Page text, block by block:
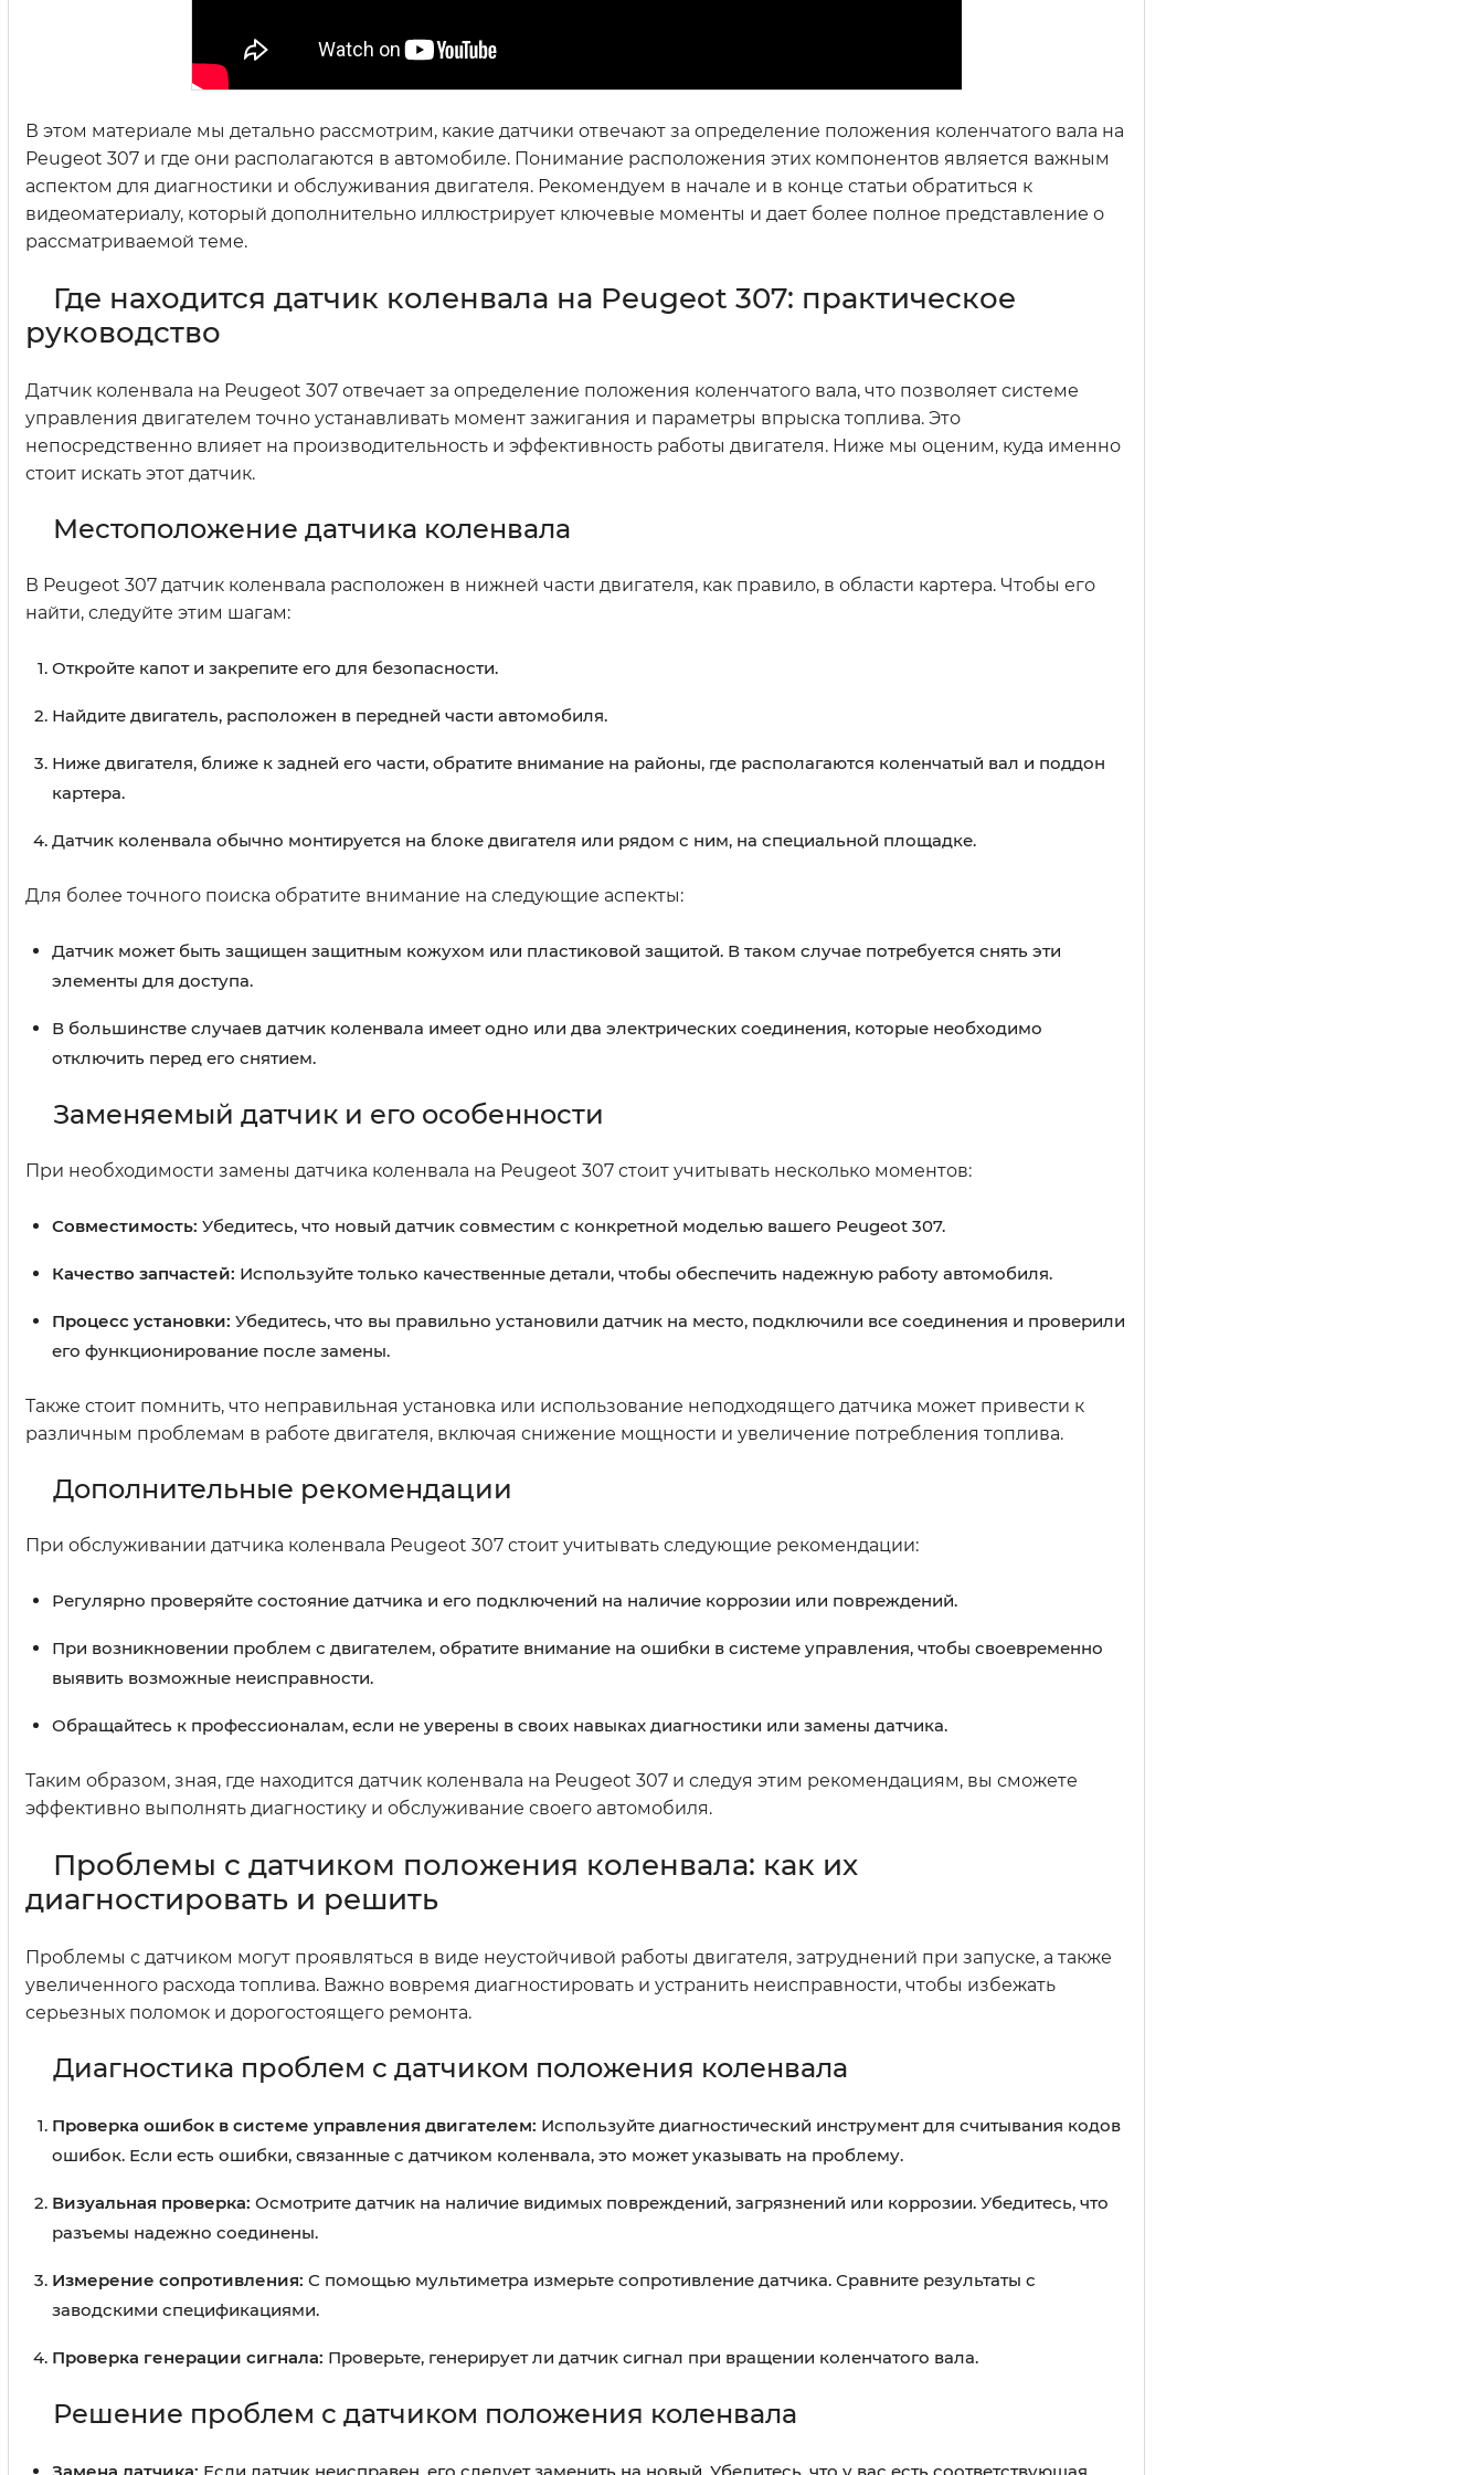
В этом материале мы детально рассмотрим, какие датчики отвечают за определение положения коленчатого вала на
Peugeot 307 и где они располагаются в автомобиле. Понимание расположения этих компонентов является важным
аспектом для диагностики и обслуживания двигателя. Рекомендуем в начале и в конце статьи обратиться к
видеоматериалу, который дополнительно иллюстрирует ключевые моменты и дает более полное представление о
рассматриваемой теме.
Где находится датчик коленвала на Peugeot 307: практическое
руководство
Датчик коленвала на Peugeot 307 отвечает за определение положения коленчатого вала, что позволяет системе
управления двигателем точно устанавливать момент зажигания и параметры впрыска топлива. Это
непосредственно влияет на производительность и эффективность работы двигателя. Ниже мы оценим, куда именно
стоит искать этот датчик.
Местоположение датчика коленвала
В Peugeot 307 датчик коленвала расположен в нижней части двигателя, как правило, в области картера. Чтобы его
найти, следуйте этим шагам:
Откройте капот и закрепите его для безопасности.
Найдите двигатель, расположен в передней части автомобиля.
Ниже двигателя, ближе к задней его части, обратите внимание на районы, где располагаются коленчатый вал и поддон
картера.
Датчик коленвала обычно монтируется на блоке двигателя или рядом с ним, на специальной площадке.
Для более точного поиска обратите внимание на следующие аспекты:
Датчик может быть защищен защитным кожухом или пластиковой защитой. В таком случае потребуется снять эти
элементы для доступа.
В большинстве случаев датчик коленвала имеет одно или два электрических соединения, которые необходимо
отключить перед его снятием.
Заменяемый датчик и его особенности
При необходимости замены датчика коленвала на Peugeot 307 стоит учитывать несколько моментов:
Совместимость: Убедитесь, что новый датчик совместим с конкретной моделью вашего Peugeot 307.
Качество запчастей: Используйте только качественные детали, чтобы обеспечить надежную работу автомобиля.
Процесс установки: Убедитесь, что вы правильно установили датчик на место, подключили все соединения и проверили
его функционирование после замены.
Также стоит помнить, что неправильная установка или использование неподходящего датчика может привести к
различным проблемам в работе двигателя, включая снижение мощности и увеличение потребления топлива.
Дополнительные рекомендации
При обслуживании датчика коленвала Peugeot 307 стоит учитывать следующие рекомендации:
Регулярно проверяйте состояние датчика и его подключений на наличие коррозии или повреждений.
При возникновении проблем с двигателем, обратите внимание на ошибки в системе управления, чтобы своевременно
выявить возможные неисправности.
Обращайтесь к профессионалам, если не уверены в своих навыках диагностики или замены датчика.
Таким образом, зная, где находится датчик коленвала на Peugeot 307 и следуя этим рекомендациям, вы сможете
эффективно выполнять диагностику и обслуживание своего автомобиля.
Проблемы с датчиком положения коленвала: как их
диагностировать и решить
Проблемы с датчиком могут проявляться в виде неустойчивой работы двигателя, затруднений при запуске, а также
увеличенного расхода топлива. Важно вовремя диагностировать и устранить неисправности, чтобы избежать
серьезных поломок и дорогостоящего ремонта.
Диагностика проблем с датчиком положения коленвала
Проверка ошибок в системе управления двигателем: Используйте диагностический инструмент для считывания кодов
ошибок. Если есть ошибки, связанные с датчиком коленвала, это может указывать на проблему.
Визуальная проверка: Осмотрите датчик на наличие видимых повреждений, загрязнений или коррозии. Убедитесь, что
разъемы надежно соединены.
Измерение сопротивления: С помощью мультиметра измерьте сопротивление датчика. Сравните результаты с
заводскими спецификациями.
Проверка генерации сигнала: Проверьте, генерирует ли датчик сигнал при вращении коленчатого вала.
Решение проблем с датчиком положения коленвала